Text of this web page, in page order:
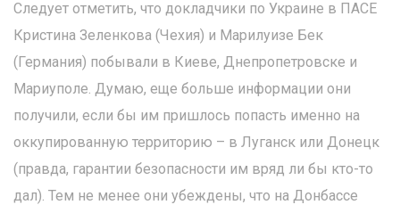
Следует отметить, что докладчики по Украине в ПАСЕ
Кристина Зеленкова (Чехия) и Марилуизе Бек
(Германия) побывали в Киеве, Днепропетровске и
Мариуполе. Думаю, еще больше информации они
получили, если бы им пришлось попасть именно на
оккупированную территорию – в Луганск или Донецк
(правда, гарантии безопасности им вряд ли бы кто-то
дал). Тем не менее они убеждены, что на Донбассе